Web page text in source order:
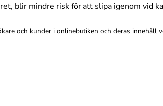
blir mindre risk för att slipa igenom vid
och kunder i onlinebutiken och deras innehåll